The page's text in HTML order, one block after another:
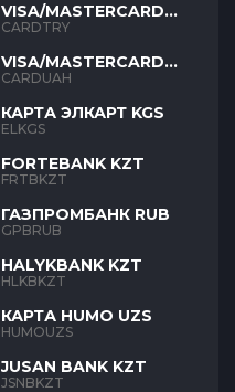
VISA/MASTERCARD
TYR
CARDTRY
VISA/MASTERCARD
UAH
CARDUAH
КАРТА ЭЛКАРТ KGS
ELKGS
FORTEBANK KZT
FRTBKZT
ГАЗПРОМБАНК RUB
GPBRUB
HALYKBANK KZT
HLKBKZT
КАРТА HUMO UZS
HUMOUZS
JUSAN BANK KZT
JSNBKZT